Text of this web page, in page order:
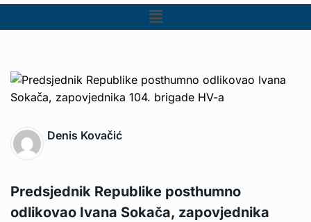
Denis Kovačić
Predsjednik Republike posthumno
odlikovao Ivana Sokača, zapovjednika